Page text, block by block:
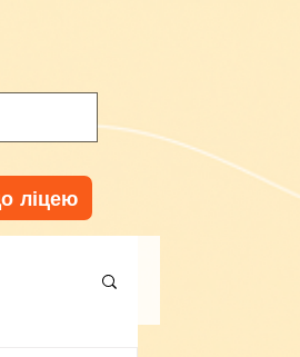
ліцею